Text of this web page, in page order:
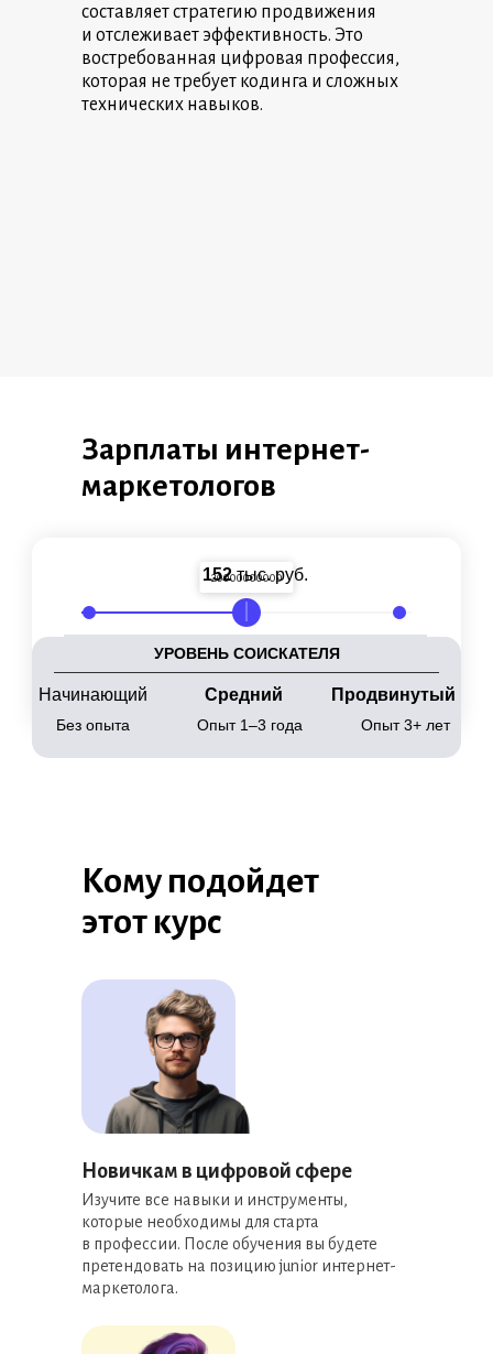
составляет стратегию продвижения
и отслеживает эффективность. Это
востребованная цифровая профессия,
которая не требует кодинга и сложных
технических навыков.
Зарплаты интернет-
маркетологов
20000000000
УРОВЕНЬ СОИСКАТЕЛЯ
Начинающий Продвинутый
Средний
152тыс. руб.
Без опыта Опыт 1–3 года Опыт 3+ лет
Кому подойдет
этот курс
Новичкам в цифровой сфере
Изучите все навыки и инструменты,
которые необходимы для старта
в профессии. После обучения вы будете
претендовать на позицию junior интернет-
маркетолога.